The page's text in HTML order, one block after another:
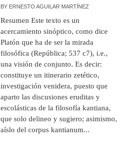
BY ERNESTO AGUILAR MARTÍNEZ
Resumen Este texto es un
acercamiento sinóptico, como dice
Platón que ha de ser la mirada
filosófica (República; 537 c7), i.e.,
una visión de conjunto. Es decir:
constituye un itinerario zetético,
investigación venidera, puesto que
aparto las discusiones eruditas y
escolásticas de la filosofía kantiana,
que solo delineo y sugiero; asimismo,
aíslo del corpus kantianum...